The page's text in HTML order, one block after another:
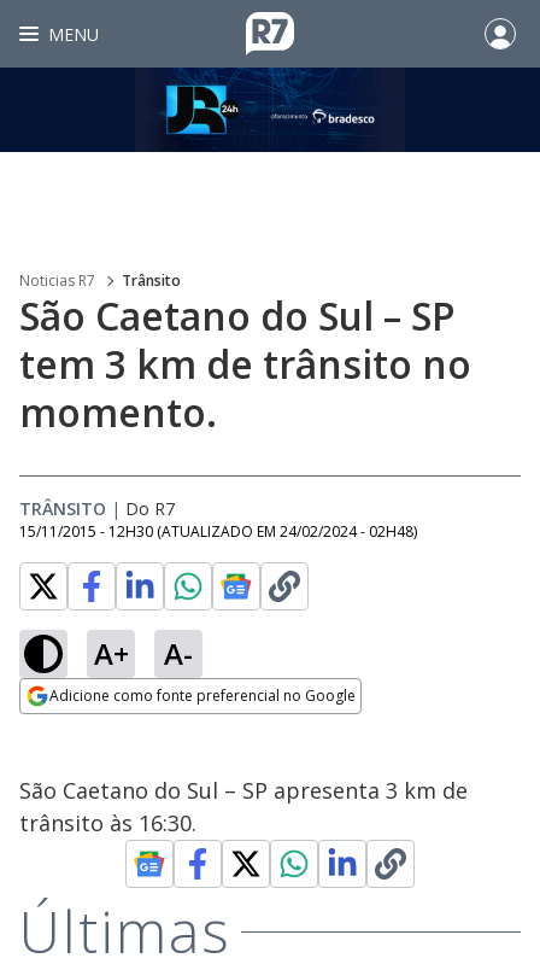
MENU
Noticias R7 Trânsito
São Caetano do Sul – SP
tem 3 km de trânsito no
momento.
TRÂNSITO | Do R7
15/11/2015 - 12H30 (ATUALIZADO EM 24/02/2024 - 02H48)
A+ A-
Adicione como fonte preferencial no Google
São Caetano do Sul – SP apresenta 3 km de
trânsito às 16:30.
Últimas